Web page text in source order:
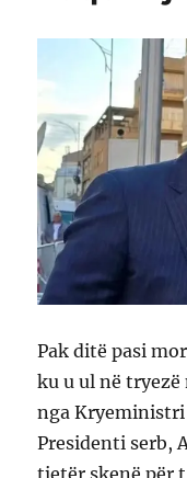
Pak ditë pasi
ku u ul në tryezë
nga Kryeministri
Presidenti serb,
tjetër skenë për